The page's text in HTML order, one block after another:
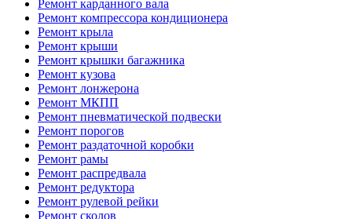
Ремонт карданного вала
Ремонт компрессора кондиционера
Ремонт крыла
Ремонт крыши
Ремонт крышки багажника
Ремонт кузова
Ремонт лонжерона
Ремонт МКПП
Ремонт пневматической подвески
Ремонт порогов
Ремонт раздаточной коробки
Ремонт рамы
Ремонт распредвала
Ремонт редуктора
Ремонт рулевой рейки
Ремонт сколов